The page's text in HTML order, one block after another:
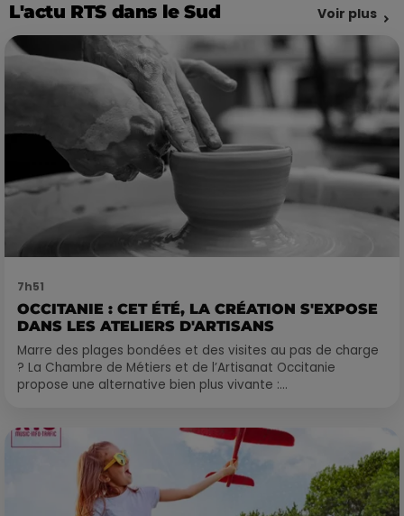
L'actu RTS dans le Sud Voir plus
7h51
OCCITANIE : CET ÉTÉ, LA CRÉATION S'EXPOSE
DANS LES ATELIERS D'ARTISANS
Marre des plages bondées et des visites au pas de charge
? La Chambre de Métiers et de l’Artisanat Occitanie
propose une alternative bien plus vivante :...